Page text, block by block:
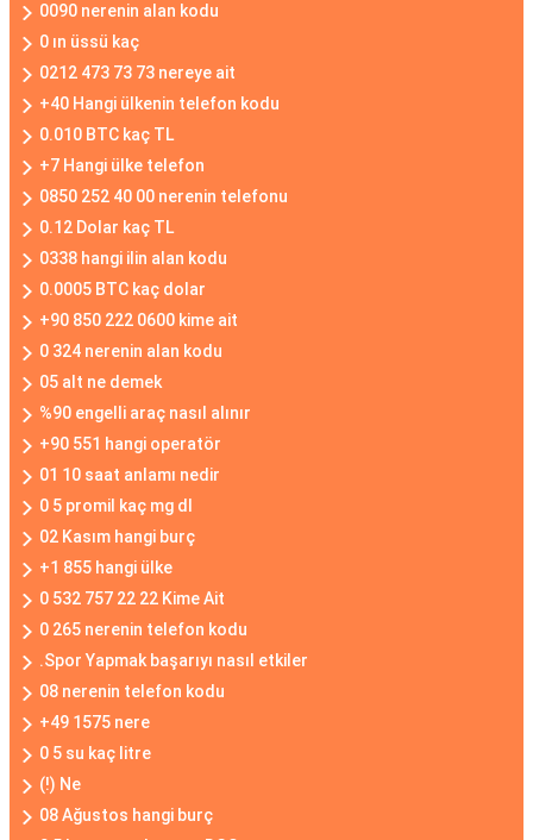
0090 nerenin alan kodu
0 ın üssü kaç
0212 473 73 73 nereye ait
+40 Hangi ülkenin telefon kodu
0.010 BTC kaç TL
+7 Hangi ülke telefon
0850 252 40 00 nerenin telefonu
0.12 Dolar kaç TL
0338 hangi ilin alan kodu
0.0005 BTC kaç dolar
+90 850 222 0600 kime ait
0 324 nerenin alan kodu
05 alt ne demek
%90 engelli araç nasıl alınır
+90 551 hangi operatör
01 10 saat anlamı nedir
0 5 promil kaç mg dl
02 Kasım hangi burç
+1 855 hangi ülke
0 532 757 22 22 Kime Ait
0 265 nerenin telefon kodu
.Spor Yapmak başarıyı nasıl etkiler
08 nerenin telefon kodu
+49 1575 nere
0 5 su kaç litre
(!) Ne
08 Ağustos hangi burç